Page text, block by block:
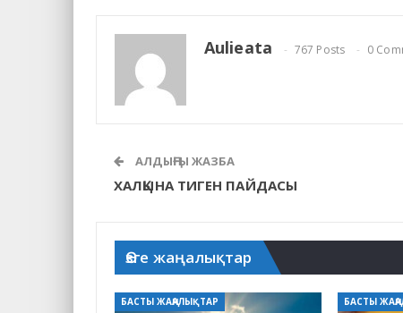
Aulieata 767 Posts 0
АЛДЫҢҒЫ ЖАЗБА
ХАЛҚЫНА ТИГЕН ПАЙДАСЫ
Өзге жаңалықтар
БАСТЫ ЖАҢАЛЫҚТАР БАСТЫ